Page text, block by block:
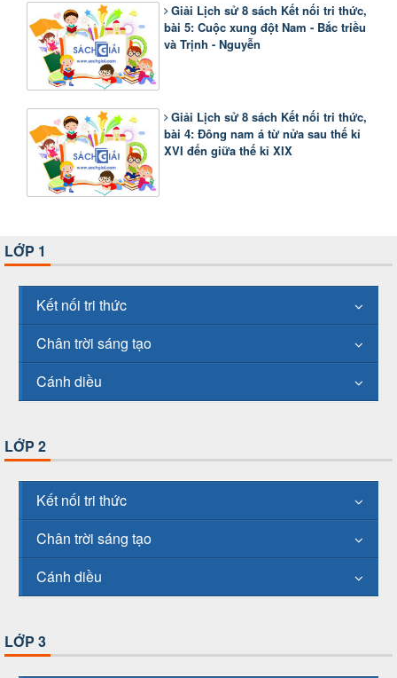
Giải Lịch sử 8 sách Kết nối tri thức,
bài 5: Cuộc xung đột Nam - Bắc triều
và Trịnh - Nguyễn
Giải Lịch sử 8 sách Kết nối tri thức,
bài 4: Đông nam á từ nửa sau thế kỉ
XVI đến giữa thế kỉ XIX
LỚP 1
Kết nối tri thức
Chân trời sáng tạo
Cánh diều
LỚP 2
Kết nối tri thức
Chân trời sáng tạo
Cánh diều
LỚP 3